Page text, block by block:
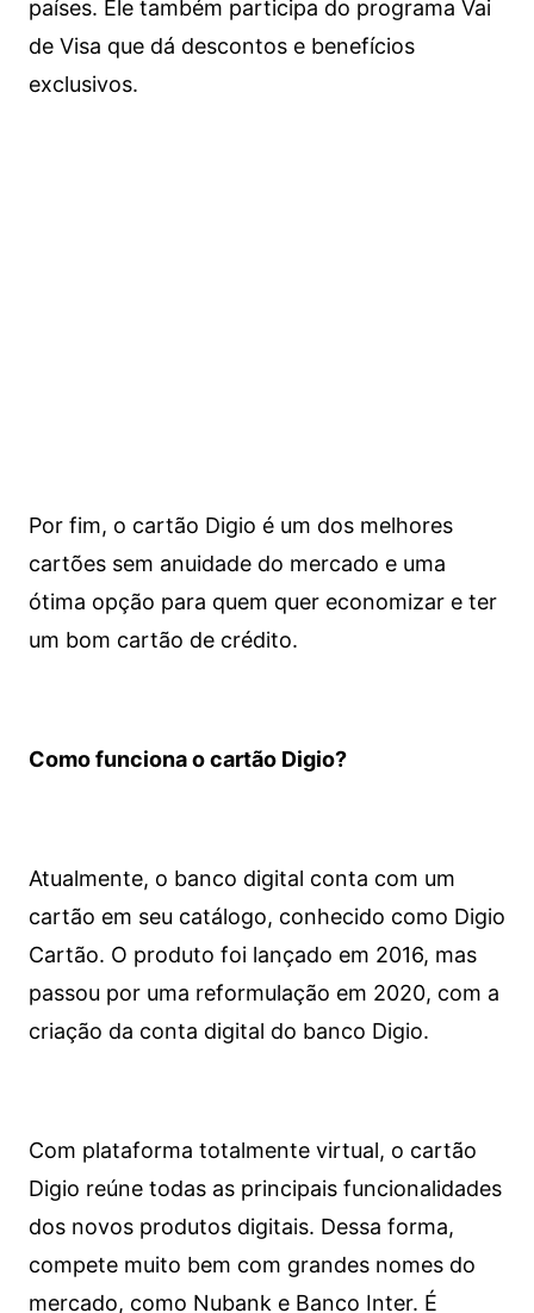
países. Ele também participa do programa Vai
de Visa que dá descontos e benefícios
exclusivos.
Por fim, o cartão Digio é um dos melhores
cartões sem anuidade do mercado e uma
ótima opção para quem quer economizar e ter
um bom cartão de crédito.
Como funciona o cartão Digio?
Atualmente, o banco digital conta com um
cartão em seu catálogo, conhecido como Digio
Cartão. O produto foi lançado em 2016, mas
passou por uma reformulação em 2020, com a
criação da conta digital do banco Digio.
Com plataforma totalmente virtual, o cartão
Digio reúne todas as principais funcionalidades
dos novos produtos digitais. Dessa forma,
compete muito bem com grandes nomes do
mercado, como Nubank e Banco Inter. É